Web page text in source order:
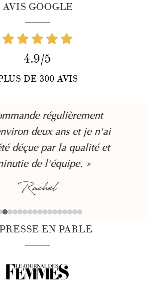
AVIS GOOGLE
4.9/5
DE 300 AVIS
régulièrement
deux ans et je n'ai
déçue par la qualité et
de l'équipe. »
Rachel
EN PARLE